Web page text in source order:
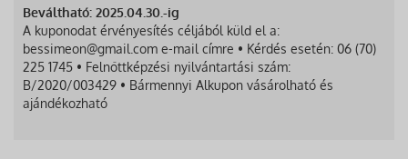
Beváltható: 2025.04.30.-ig
A kuponodat érvényesítés céljából küld el a:
bessimeon@gmail.com e-mail címre • Kérdés esetén: 06 (70)
225 1745 • Felnőttképzési nyilvántartási szám:
B/2020/003429 • Bármennyi Alkupon vásárolható és
ajándékozható